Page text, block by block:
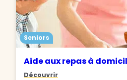
Seniors
Aide aux repas à
Découvrir